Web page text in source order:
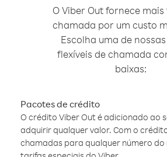
O Viber Out fornece
chamada por um custo
Escolha uma de
flexíveis de chamada
baixas:
Pacotes de crédito
O crédito Viber Out é adicionado ao
adquirir qualquer valor. Com o
chamadas para qualquer número do